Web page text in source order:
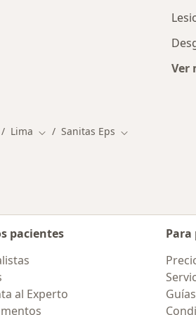
Ver
de ciudad
Lima Cambiar de ciudad
Sanitas Eps Cambiar de
pacientes
al Experto
Para